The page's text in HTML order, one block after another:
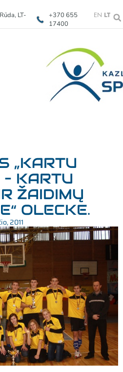
LT-
+370 655
17400
EN LT
„KARTU
KARTU
ŽAIDIMŲ
OLECKE.
2011